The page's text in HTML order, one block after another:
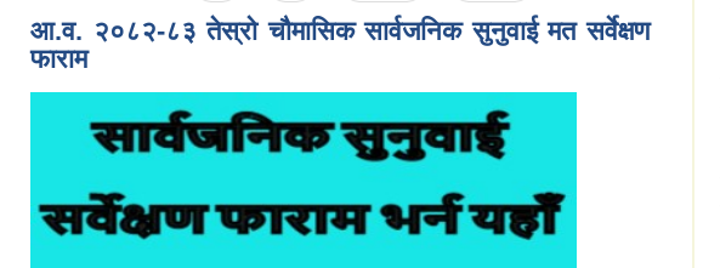
आ.व. २०८२-८३ तेस्रो चौमासिक सार्वजनिक सुनुवाई मत सर्वेक्षण
फाराम